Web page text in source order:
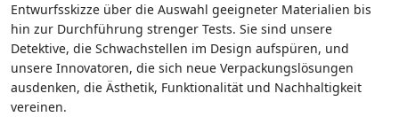
Entwurfsskizze über die Auswahl geeigneter Materialien bis
hin zur Durchführung strenger Tests. Sie sind unsere
Detektive, die Schwachstellen im Design aufspüren, und
unsere Innovatoren, die sich neue Verpackungslösungen
ausdenken, die Ästhetik, Funktionalität und Nachhaltigkeit
vereinen.